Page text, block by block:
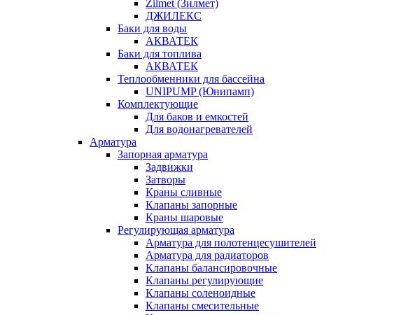
Zilmet (Зилмет)
ДЖИЛЕКС
Баки для воды
АКВАТЕК
Баки для топлива
АКВАТЕК
Теплообменники для бассейна
UNIPUMP (Юнипамп)
Комплектующие
Для баков и емкостей
Для водонагревателей
Арматура
Запорная арматура
Задвижки
Затворы
Краны сливные
Клапаны запорные
Краны шаровые
Регулирующая арматура
Арматура для полотенцесушителей
Арматура для радиаторов
Клапаны балансировочные
Клапаны регулирующие
Клапаны соленоидные
Клапаны смесительные